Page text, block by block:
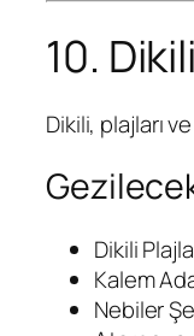
10. Dikili
Dikili, plajları
Dikili
Kalem
Nebiler